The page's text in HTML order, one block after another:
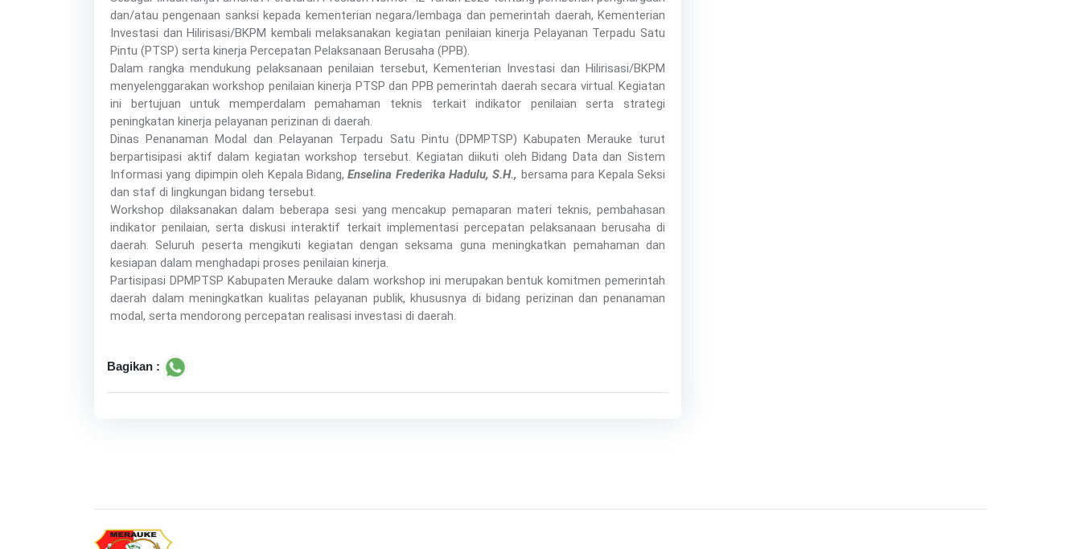
dan/atau pengenaan sanksi kepada kementerian negara/lembaga dan pemerintah daerah, Kementerian
Investasi dan Hilirisasi/BKPM kembali melaksanakan kegiatan penilaian kinerja Pelayanan Terpadu Satu
Pintu (PTSP) serta kinerja Percepatan Pelaksanaan Berusaha (PPB).
Dalam rangka mendukung pelaksanaan penilaian tersebut, Kementerian Investasi dan Hilirisasi/BKPM
menyelenggarakan workshop penilaian kinerja PTSP dan PPB pemerintah daerah secara virtual. Kegiatan
ini bertujuan untuk memperdalam pemahaman teknis terkait indikator penilaian serta strategi
peningkatan kinerja pelayanan perizinan di daerah.
Dinas Penanaman Modal dan Pelayanan Terpadu Satu Pintu (DPMPTSP) Kabupaten Merauke turut
berpartisipasi aktif dalam kegiatan workshop tersebut. Kegiatan diikuti oleh Bidang Data dan Sistem
Informasi yang dipimpin oleh Kepala Bidang,Enselina Frederika Hadulu, S.H., bersama para Kepala Seksi
dan staf di lingkungan bidang tersebut.
Workshop dilaksanakan dalam beberapa sesi yang mencakup pemaparan materi teknis, pembahasan
indikator penilaian, serta diskusi interaktif terkait implementasi percepatan pelaksanaan berusaha di
daerah. Seluruh peserta mengikuti kegiatan dengan seksama guna meningkatkan pemahaman dan
kesiapan dalam menghadapi proses penilaian kinerja.
Partisipasi DPMPTSP Kabupaten Merauke dalam workshop ini merupakan bentuk komitmen pemerintah
daerah dalam meningkatkan kualitas pelayanan publik, khususnya di bidang perizinan dan penanaman
modal, serta mendorong percepatan realisasi investasi di daerah.
Bagikan :